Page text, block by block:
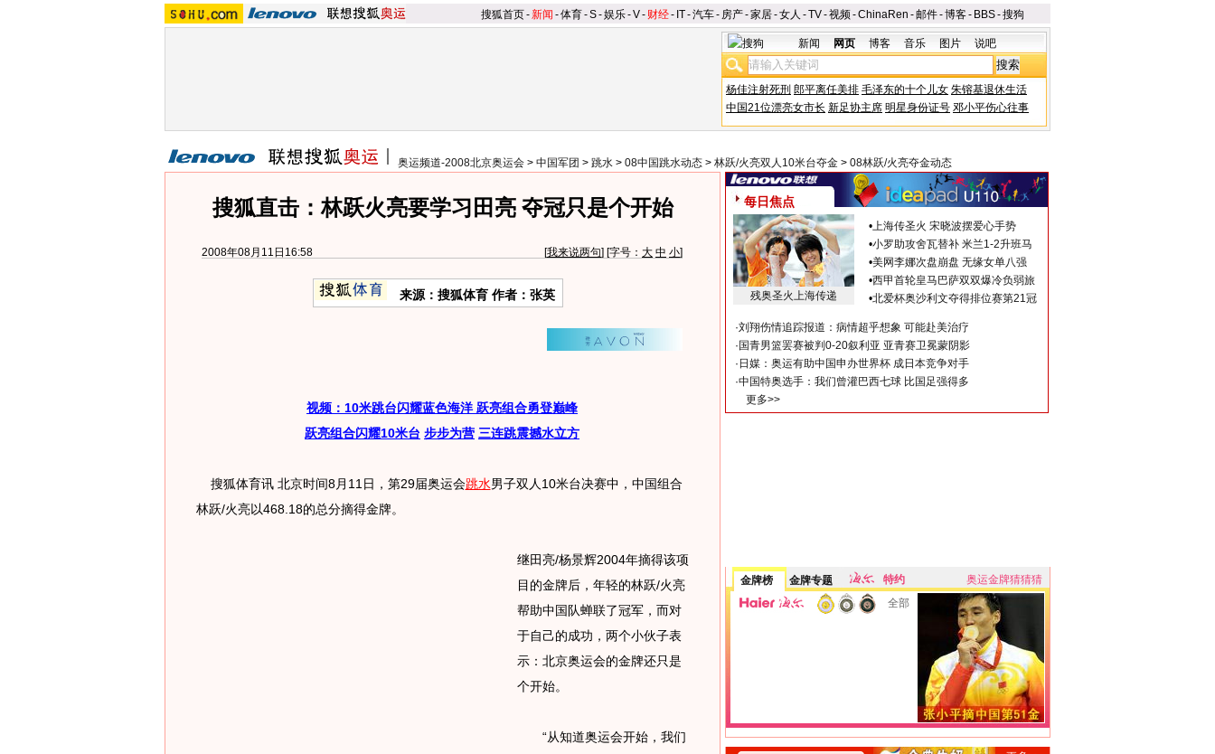
搜狐首页-新闻 -体育-S-娱乐-V- 财经- IT-汽车- 房产-家居-女人 -TV-视频-ChinaRen -邮件-博客- BBS-搜狗
新闻 网页 博客 音乐 图片 说吧
杨佳注射死刑 郎平离任美排 毛泽东的十个儿女 朱镕基退休生活
中国21位漂亮女市长 新足协主席 明星身份证号 邓小平伤心往事
奥运频道-2008北京奥运会 > 中国军团 > 跳水 > 08中国跳水动态 > 林跃/火亮双人10米台夺金 > 08林跃/火亮夺金动态
搜狐直击：林跃火亮要学习田亮 夺冠只是个开始
2008年08月11日16:58 [我来说两句] [字号： 大 中 小]
来源：搜狐体育 作者：张英
视频：10米跳台闪耀蓝色海洋 跃亮组合勇登巅峰
跃亮组合闪耀10米台 步步为营 三连跳震撼水立方
搜狐体育讯 北京时间8月11日，第29届奥运会跳水男子双人10米台决赛中，中国组合
林跃/火亮以468.18的总分摘得金牌。
继田亮/杨景辉2004年摘得该项
目的金牌后，年轻的林跃/火亮
帮助中国队蝉联了冠军，而对
于自己的成功，两个小伙子表
示：北京奥运会的金牌还只是
个开始。
“从知道奥运会开始，我们
每日焦点
残奥圣火上海传递
•上海传圣火 宋晓波摆爱心手势
•小罗助攻舍瓦替补 米兰1-2升班马
•美网李娜次盘崩盘 无缘女单八强
•西甲首轮皇马巴萨双双爆冷负弱旅
•北爱杯奥沙利文夺得排位赛第21冠
·刘翔伤情追踪报道：病情超乎想象 可能赴美治疗
· 国青男篮罢赛被判0-20叙利亚 亚青赛卫冕蒙阴影
· 日媒：奥运有助中国申办世界杯 成日本竞争对手
·中国特奥选手：我们曾灌巴西七球 比国足强得多
更多>>
金牌榜 金牌专题 特约
奥运金牌猜猜猜
全部